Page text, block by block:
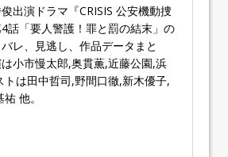
出演ドラマ『CRISIS 公安機動捜
話「要人警護！罪と罰の結末」の
レ、見逃し、作品データまと
小市慢太郎,奥貫薫,近藤公園,浜
トは田中哲司,野間口徹,新木優子,
他。